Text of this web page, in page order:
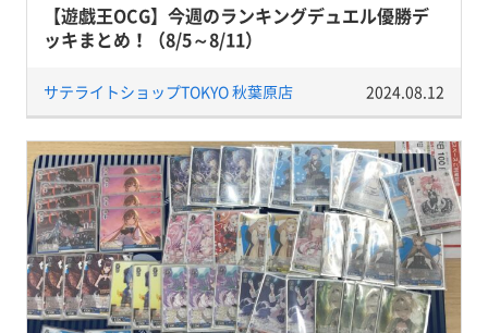
【遊戯王OCG】今週のランキングデュエル優勝デ
ッキまとめ！（8/5～8/11）
サテライトショップTOKYO 秋葉原店 2024.08.12